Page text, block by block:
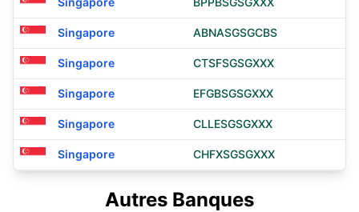
Singapore ABNASGSGCBS
Singapore CTSFSGSGXXX
Singapore EFGBSGSGXXX
Singapore CLLESGSGXXX
Singapore CHFXSGSGXXX
Autres Banques